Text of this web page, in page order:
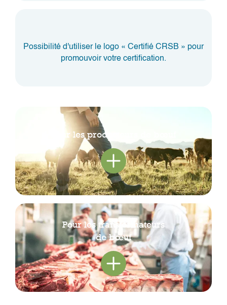
Possibilité d'utiliser le logo « Certifié CRSB » pour
promouvoir votre certification.
Pour les producteurs de bœuf
Pour les transformateurs
de bœuf